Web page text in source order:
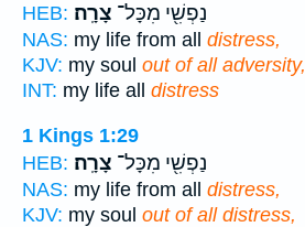
HEB:
נַפְשִׁ֖י מִכָּל־ צָרָֽה׃
NAS: my life from all distress,
KJV: my soul out of all adversity,
INT: my life all distress
1 Kings 1:29
HEB:
נַפְשִׁ֖י מִכָּל־ צָרָֽה׃
NAS: my life from all distress,
KJV: my soul out of all distress,